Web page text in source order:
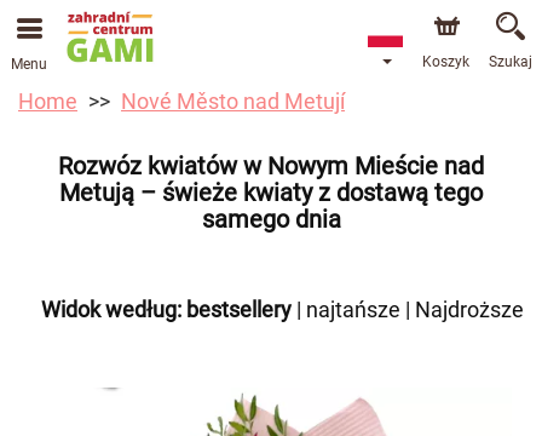
Menu Koszyk Szukaj
Home Nové Město nad Metují
Rozwóz kwiatów w Nowym Mieście nad
Metują – świeże kwiaty z dostawą tego
samego dnia
Widok według: bestsellery | najtańsze | Najdroższe